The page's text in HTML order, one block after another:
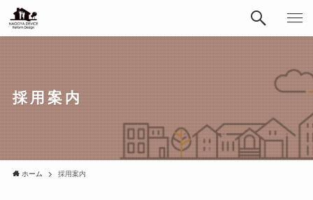
採用案内
ホーム 採用案内